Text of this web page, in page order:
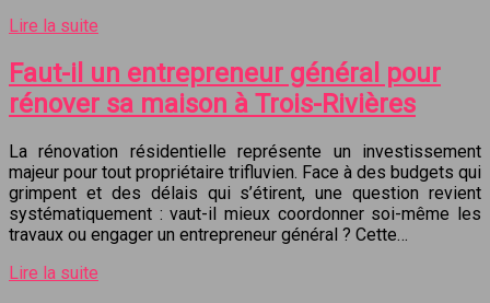
Lire la suite
Faut-il un entrepreneur général pour
rénover sa maison à Trois-Rivières
La rénovation résidentielle représente un investissement
majeur pour tout propriétaire trifluvien. Face à des budgets qui
grimpent et des délais qui s’étirent, une question revient
systématiquement : vaut-il mieux coordonner soi-même les
travaux ou engager un entrepreneur général ? Cette…
Lire la suite